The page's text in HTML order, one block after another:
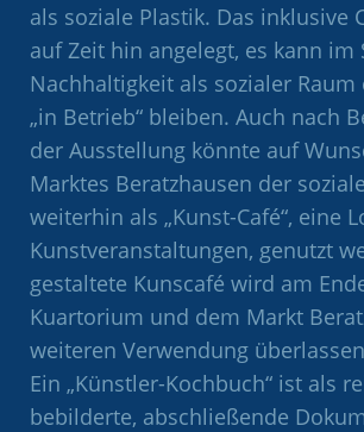
als soziale Plastik. Das inklusive
auf Zeit hin angelegt, es kann im
Nachhaltigkeit als sozialer
„in Betrieb“ bleiben. Auch nach
der Ausstellung könnte auf
Marktes Beratzhausen der
weiterhin als „Kunst-Café“, eine
Kunstveranstaltungen, genutzt
gestaltete Kunscafé wird am
Kuartorium und dem Markt
weiteren Verwendung
Ein „Künstler-Kochbuch“ ist als
bebilderte, abschließende